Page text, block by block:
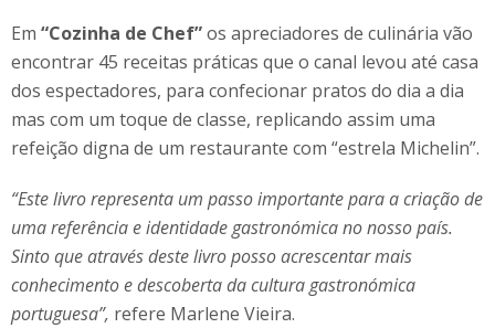
Em “Cozinha de Chef”os apreciadores de culinária vão
encontrar 45 receitas práticas que o canal levou até casa
dos espectadores, para confecionar pratos do dia a dia
mas com um toque de classe, replicando assim uma
refeição digna de um restaurante com “estrela Michelin”.
“Este livrorepresenta um passo importante para a criação de
uma referência e identidade gastronómica no nosso país.
Sinto que através deste livro posso acrescentar mais
conhecimento e descoberta da cultura gastronómica
portuguesa”, refere Marlene Vieira.